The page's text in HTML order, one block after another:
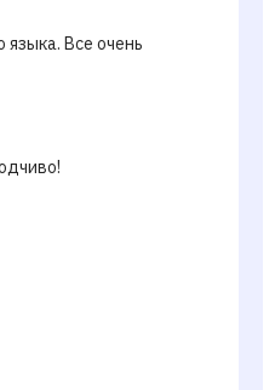
языка. Все очень